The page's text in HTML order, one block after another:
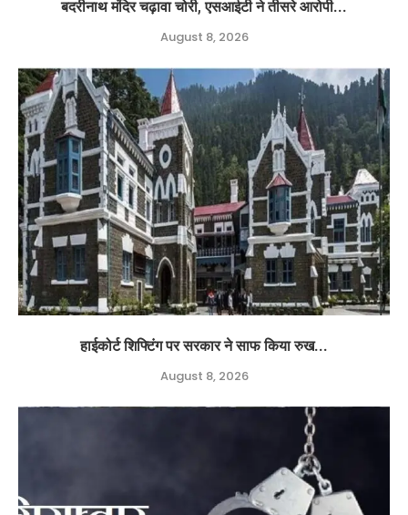
बदरीनाथ मंदिर चढ़ावा चोरी, एसआईटी ने तीसरे आरोपी...
August 8, 2026
हाईकोर्ट शिफ्टिंग पर सरकार ने साफ किया रुख...
August 8, 2026